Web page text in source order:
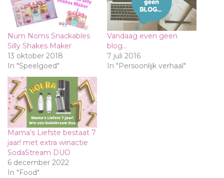
Num Noms Snackables
Silly Shakes Maker
13 oktober 2018
In "Speelgoed"
Vandaag even geen
blog…
7 juli 2016
In "Persoonlijk verhaal"
Mama’s Liefste bestaat 7
jaar! met extra winactie
SodaStream DUO
6 december 2022
In "Food"